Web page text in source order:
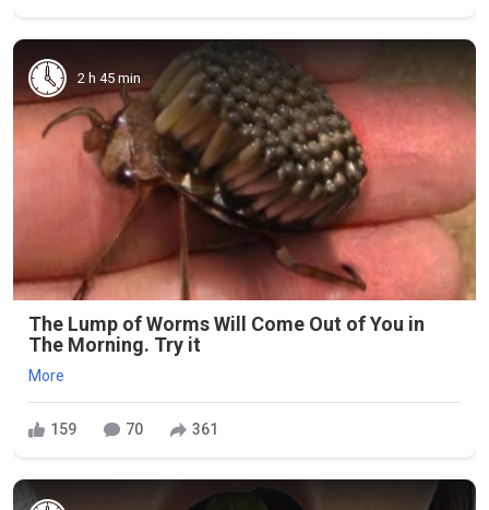
2 h 45 min
The Lump of Worms Will Come Out of You in
The Morning. Try it
More
159 70 361